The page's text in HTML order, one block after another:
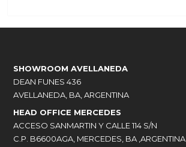
SHOWROOM AVELLANEDA
DEAN FUNES 436
AVELLANEDA, BA, ARGENTINA
HEAD OFFICE MERCEDES
ACCESO SANMARTIN Y CALLE 114 S/N
C.P. B6600AGA, MERCEDES, BA ,ARGENTINA